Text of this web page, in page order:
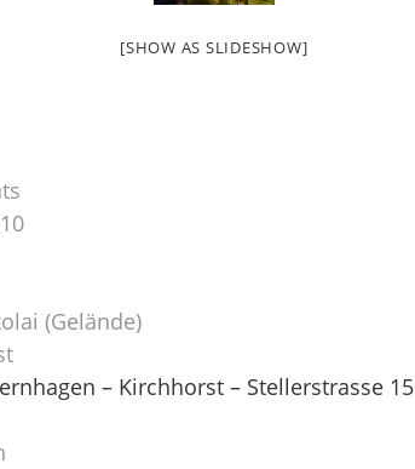
[SHOW AS SLIDESHOW]
(Gelände)
– Kirchhorst – Stellerstrasse 15